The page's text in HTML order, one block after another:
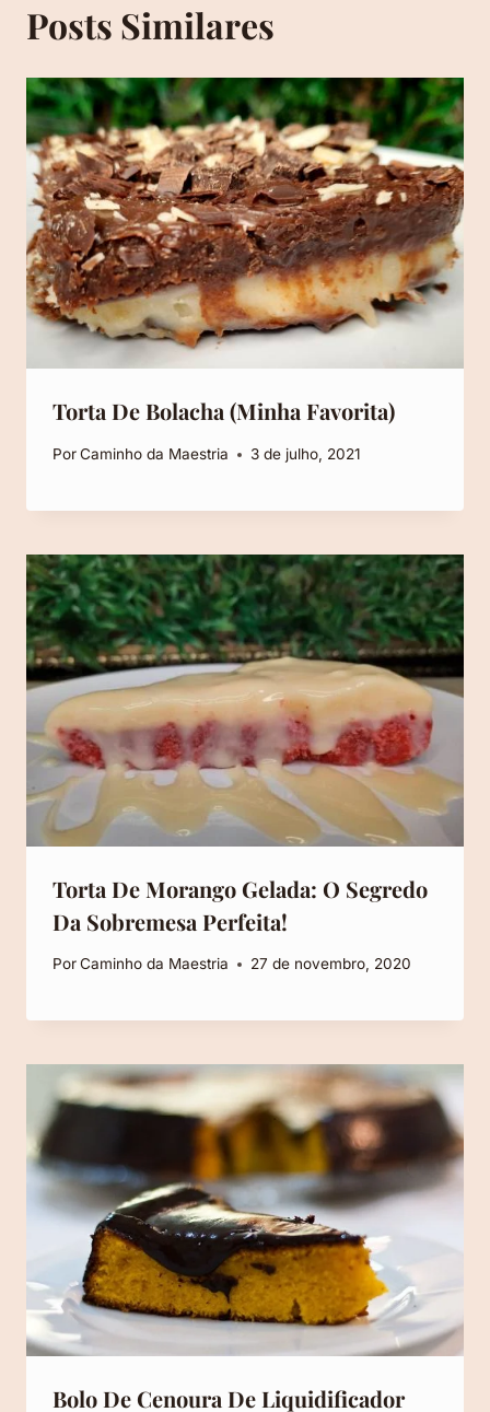
Posts Similares
Torta De Bolacha (Minha Favorita)
PorCaminho da Maestria 3 de julho, 2021
Torta De Morango Gelada: O Segredo
Da Sobremesa Perfeita!
PorCaminho da Maestria 27 de novembro, 2020
Bolo De Cenoura De Liquidificador